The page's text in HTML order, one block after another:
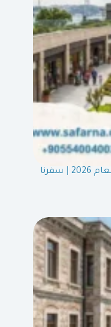
افضل المجمعات التجارية في اسطنبول لعام 2026 | سفرنا